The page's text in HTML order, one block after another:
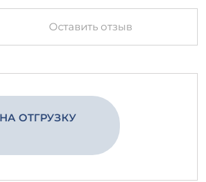
Оставить отзыв
ОТГРУЗКУ